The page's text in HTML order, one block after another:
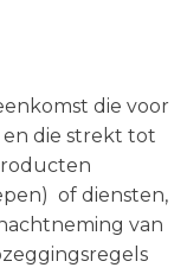
die voor
en die strekt tot
of diensten,
van